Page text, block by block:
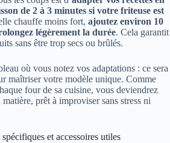
de 2 à 3 minutes si votre friteuse est
chauffe moins fort, ajoutez environ 10
légèrement la durée. Cela garantit
sans être trop secs ou brûlés.
où vous notez vos adaptations : ce sera
maîtriser votre modèle unique. Comme
four de sa cuisine, vous deviendrez
prêt à improviser sans stress ni
et accessoires utiles